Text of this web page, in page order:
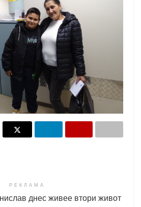
РЕКЛАМА
днес живее втори живот